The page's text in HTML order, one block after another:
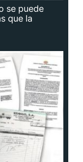
se puede
que la